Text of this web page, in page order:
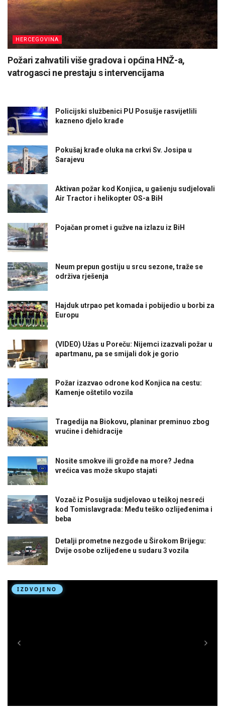
HERCEGOVINA
Požari zahvatili više gradova i općina HNŽ-a,
vatrogasci ne prestaju s intervencijama
Policijski službenici PU Posušje rasvijetlili
kazneno djelo krađe
Pokušaj krađe oluka na crkvi Sv. Josipa u
Sarajevu
Aktivan požar kod Konjica, u gašenju sudjelovali
Air Tractor i helikopter OS-a BiH
Pojačan promet i gužve na izlazu iz BiH
Neum prepun gostiju u srcu sezone, traže se
održiva rješenja
Hajduk utrpao pet komada i pobijedio u borbi za
Europu
(VIDEO) Užas u Poreču: Nijemci izazvali požar u
apartmanu, pa se smijali dok je gorio
Požar izazvao odrone kod Konjica na cestu:
Kamenje oštetilo vozila
Tragedija na Biokovu, planinar preminuo zbog
vrućine i dehidracije
Nosite smokve ili grožđe na more? Jedna
vrećica vas može skupo stajati
Vozač iz Posušja sudjelovao u teškoj nesreći
kod Tomislavgrada: Među teško ozlijeđenima i
beba
Detalji prometne nezgode u Širokom Brijegu:
Dvije osobe ozlijeđene u sudaru 3 vozila